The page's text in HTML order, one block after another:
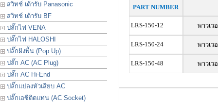
สวิทช์ เต้ารับ Panasonic
สวิทช์ เต้ารับ BF
ปลั๊กไฟ VENA
ปลั๊กไฟ HALOSHI
ปลั๊กฝังพื้น (Pop Up)
ปลั๊ก AC (AC Plug)
ปลั๊ก AC Hi-End
ปลั๊กแปลงหัวเสียบ AC
ปลั๊กเอซีติดแท่น (AC Socket)
PART NUMBER
LRS-150-12 พาวเว
LRS-150-24 พาวเว
LRS-150-48 พาวเว